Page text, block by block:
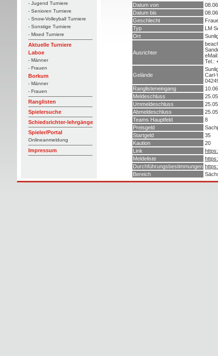
- Jugend Turniere
- Senioren Turniere
- Snow-Volleyball Turniere
- Sonstige Turniere
- Mixed Turniere
Aktuelle Turniere
Laboe
- Männer
- Frauen
Borkum
- Männer
- Frauen
Ranglisten
Spielersuche
Schiedsrichter-lehrgänge
Spieler/Portal
Onlineanmeldung
Impressum
Datum von
Datum bis
Geschlecht
Typ
LM
Ort
Ausrichter
Tel.:
Gelände
Carl-
Ranglisteneingang
Meldeschluss
Ummeldeschluss
Abmeldeschluss
Teams Hauptfeld
8
Preisgeld
Startgeld
35
Kaution
20
Link
Meldeliste
Durchführungsbestimmungen
Bereich